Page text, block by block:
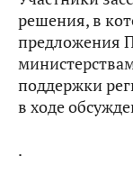
решения, в
предложения
поддержки
в ходе
.